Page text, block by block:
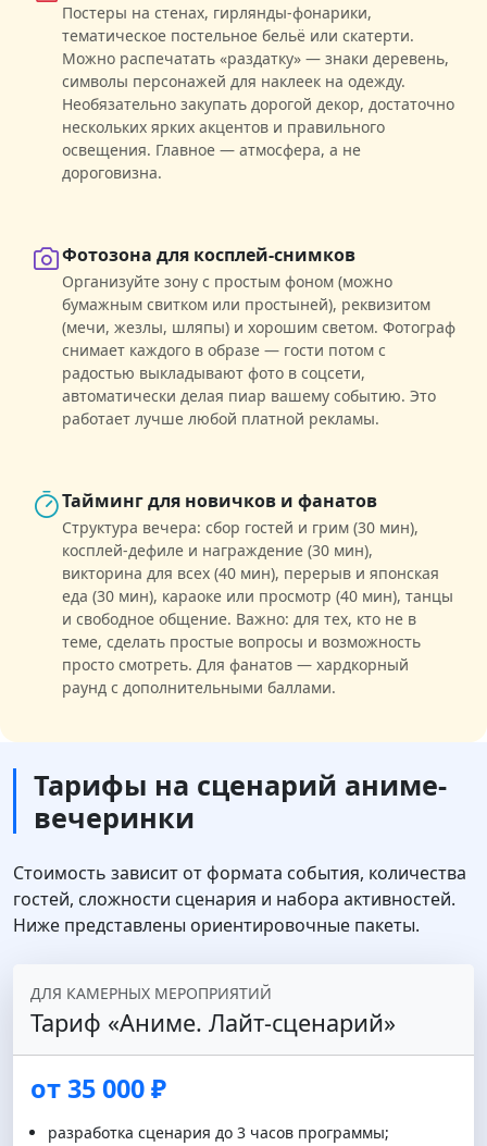
Постеры на стенах, гирлянды-фонарики,
тематическое постельное бельё или скатерти.
Можно распечатать «раздатку» — знаки деревень,
символы персонажей для наклеек на одежду.
Необязательно закупать дорогой декор, достаточно
нескольких ярких акцентов и правильного
освещения. Главное — атмосфера, а не
дороговизна.
Фотозона для косплей-снимков
Организуйте зону с простым фоном (можно
бумажным свитком или простыней), реквизитом
(мечи, жезлы, шляпы) и хорошим светом. Фотограф
снимает каждого в образе — гости потом с
радостью выкладывают фото в соцсети,
автоматически делая пиар вашему событию. Это
работает лучше любой платной рекламы.
Тайминг для новичков и фанатов
Структура вечера: сбор гостей и грим (30 мин),
косплей-дефиле и награждение (30 мин),
викторина для всех (40 мин), перерыв и японская
еда (30 мин), караоке или просмотр (40 мин), танцы
и свободное общение. Важно: для тех, кто не в
теме, сделать простые вопросы и возможность
просто смотреть. Для фанатов — хардкорный
раунд с дополнительными баллами.
Тарифы на сценарий аниме-
вечеринки
Стоимость зависит от формата события, количества
гостей, сложности сценария и набора активностей.
Ниже представлены ориентировочные пакеты.
ДЛЯ КАМЕРНЫХ МЕРОПРИЯТИЙ
Тариф «Аниме. Лайт‑сценарий»
от 35 000 ₽
разработка сценария до 3 часов программы;